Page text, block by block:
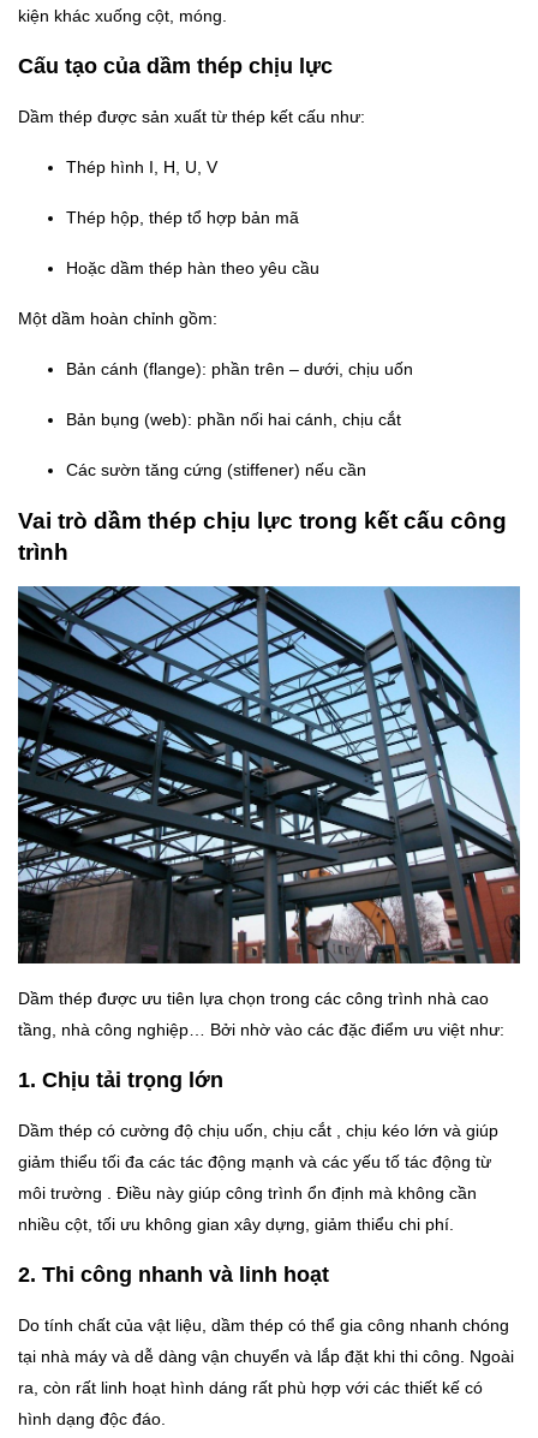
kiện khác xuống cột, móng.
Cấu tạo của dầm thép chịu lực
Dầm thép được sản xuất từ thép kết cấu như:
Thép hình I, H, U, V
Thép hộp, thép tổ hợp bản mã
Hoặc dầm thép hàn theo yêu cầu
Một dầm hoàn chỉnh gồm:
Bản cánh (flange): phần trên – dưới, chịu uốn
Bản bụng (web): phần nối hai cánh, chịu cắt
Các sườn tăng cứng (stiffener) nếu cần
Vai trò dầm thép chịu lực trong kết cấu công
trình
Dầm thép được ưu tiên lựa chọn trong các công trình nhà cao
tầng, nhà công nghiệp… Bởi nhờ vào các đặc điểm ưu việt như:
1. Chịu tải trọng lớn
Dầm thép có cường độ chịu uốn, chịu cắt , chịu kéo lớn và giúp
giảm thiểu tối đa các tác động mạnh và các yếu tố tác động từ
môi trường . Điều này giúp công trình ổn định mà không cần
nhiều cột, tối ưu không gian xây dựng, giảm thiểu chi phí.
2. Thi công nhanh và linh hoạt
Do tính chất của vật liệu, dầm thép có thể gia công nhanh chóng
tại nhà máy và dễ dàng vận chuyển và lắp đặt khi thi công. Ngoài
ra, còn rất linh hoạt hình dáng rất phù hợp với các thiết kế có
hình dạng độc đáo.